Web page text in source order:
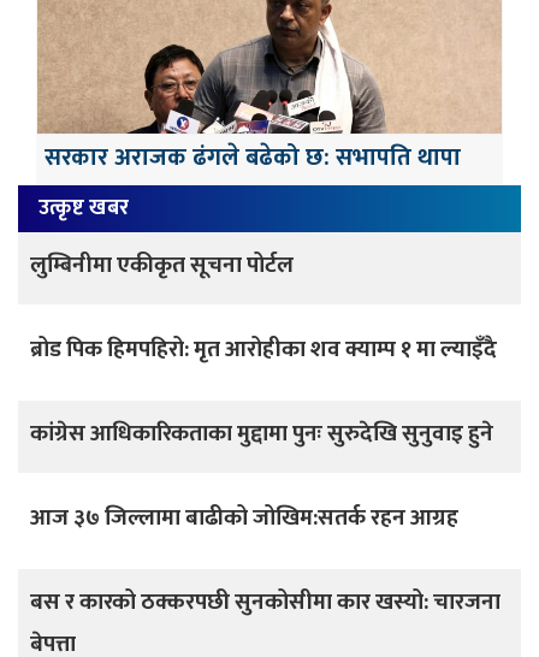
सरकार अराजक ढंगले बढेको छ: सभापति थापा
उत्कृष्ट खबर
लुम्बिनीमा एकीकृत सूचना पोर्टल
ब्रोड पिक हिमपहिरो: मृत आरोहीका शव क्याम्प १ मा ल्याइँदै
कांग्रेस आधिकारिकताका मुद्दामा पुनः सुरुदेखि सुनुवाइ हुने
आज ३७ जिल्लामा बाढीको जोखिम:सतर्क रहन आग्रह
बस र कारको ठक्करपछी सुनकोसीमा कार खस्यो: चारजना
बेपत्ता